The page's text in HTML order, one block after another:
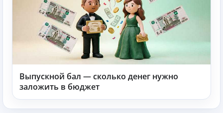
Выпускной бал — сколько денег нужно
заложить в бюджет